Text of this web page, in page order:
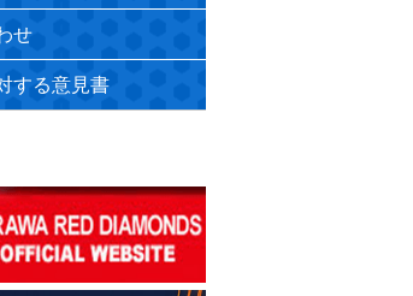
せ
する意見書